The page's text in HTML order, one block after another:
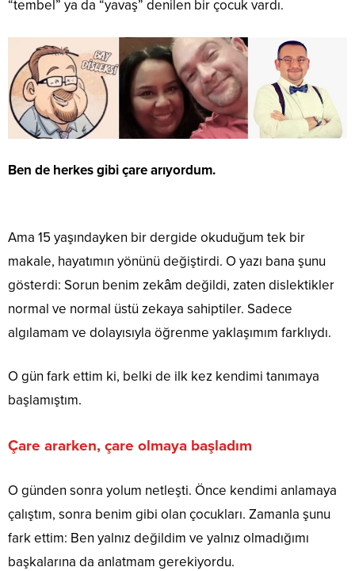
“tembel” ya da “yavaş” denilen bir çocuk vardı.
Ben de herkes gibi çare arıyordum.
Ama 15 yaşındayken bir dergide okuduğum tek bir
makale, hayatımın yönünü değiştirdi. O yazı bana şunu
gösterdi: Sorun benim zekâm değildi, zaten dislektikler
normal ve normal üstü zekaya sahiptiler. Sadece
algılamam ve dolayısıyla öğrenme yaklaşımım farklıydı.
O gün fark ettim ki, belki de ilk kez kendimi tanımaya
başlamıştım.
Çare ararken, çare olmaya başladım
O günden sonra yolum netleşti. Önce kendimi anlamaya
çalıştım, sonra benim gibi olan çocukları. Zamanla şunu
fark ettim: Ben yalnız değildim ve yalnız olmadığımı
başkalarına da anlatmam gerekiyordu.